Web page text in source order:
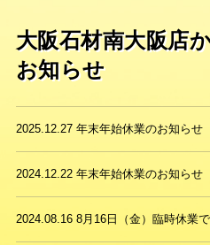
大阪石材南大阪店
お知らせ
2025.12.27 年末年始休業のお知らせ
2024.12.22 年末年始休業のお知らせ
2024.08.16 8月16日（金）臨時休業で